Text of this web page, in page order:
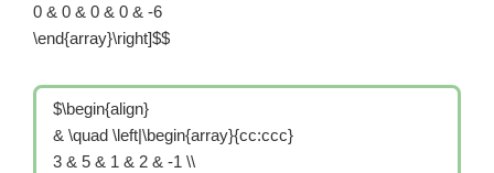
0 & 0 & 0 & 0 & -6
\end{array}\right]$$
$\begin{align}
& \quad \left|\begin{array}{cc:ccc}
3 & 5 & 1 & 2 & -1 \\